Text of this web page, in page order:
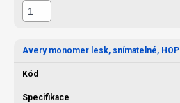
Avery monomer lesk, snímatelné, HOP